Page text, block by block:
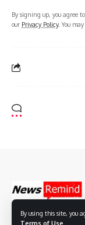
By using this site, you
Terms of Use
By signing up, you agree
our Privacy Policy. You